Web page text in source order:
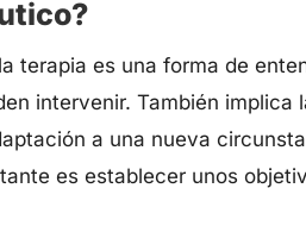
terapia es una forma de
intervenir. También
a una nueva
es establecer unos